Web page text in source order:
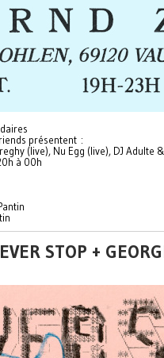
présentent :
(live), Nu Egg (live), DJ Adulte &
à 00h
STOP +